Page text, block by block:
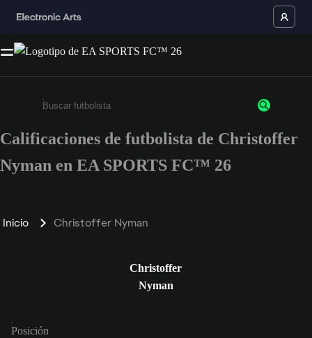
Ingresa un mínimo de 3 caracteres o números
Calificaciones de futbolista de Christoffer
Nyman en EA SPORTS FC™ 26
Inicio Christoffer Nyman
Christoffer
Nyman
Posición